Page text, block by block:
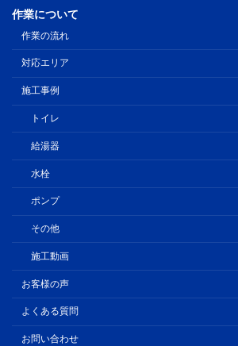
作業について
作業の流れ
対応エリア
施工事例
トイレ
給湯器
水栓
ポンプ
その他
施工動画
お客様の声
よくある質問
お問い合わせ